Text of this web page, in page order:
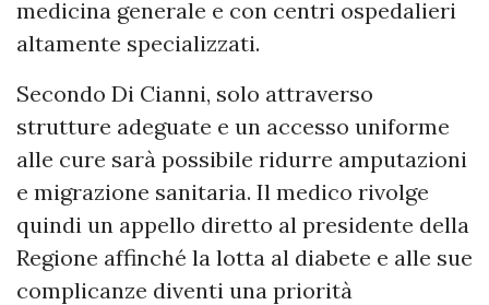
medicina generale e con centri ospedalieri
altamente specializzati.
Secondo Di Cianni, solo attraverso
strutture adeguate e un accesso uniforme
alle cure sarà possibile ridurre amputazioni
e migrazione sanitaria. Il medico rivolge
quindi un appello diretto al presidente della
Regione affinché la lotta al diabete e alle sue
complicanze diventi una priorità